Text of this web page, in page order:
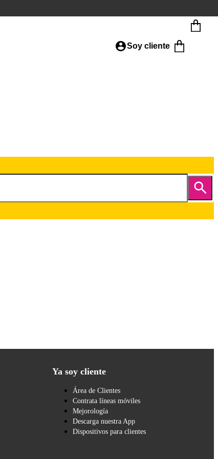
Soy cliente
Ya soy cliente
Área de Clientes
Contrata líneas móviles
Mejorología
Descarga nuestra App
Dispositivos para clientes